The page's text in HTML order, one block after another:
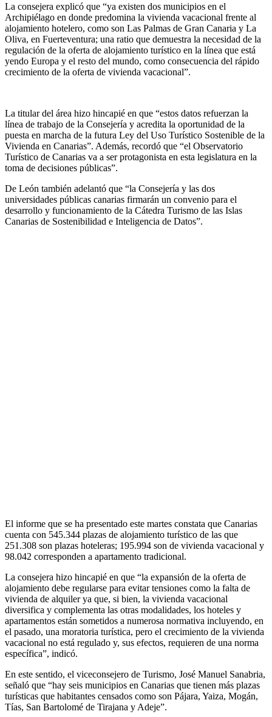
La consejera explicó que “ya existen dos municipios en el
Archipiélago en donde predomina la vivienda vacacional frente al
alojamiento hotelero, como son Las Palmas de Gran Canaria y La
Oliva, en Fuerteventura; una ratio que demuestra la necesidad de la
regulación de la oferta de alojamiento turístico en la línea que está
yendo Europa y el resto del mundo, como consecuencia del rápido
crecimiento de la oferta de vivienda vacacional”.
La titular del área hizo hincapié en que “estos datos refuerzan la
línea de trabajo de la Consejería y acredita la oportunidad de la
puesta en marcha de la futura Ley del Uso Turístico Sostenible de la
Vivienda en Canarias”. Además, recordó que “el Observatorio
Turístico de Canarias va a ser protagonista en esta legislatura en la
toma de decisiones públicas”.
De León también adelantó que “la Consejería y las dos
universidades públicas canarias firmarán un convenio para el
desarrollo y funcionamiento de la Cátedra Turismo de las Islas
Canarias de Sostenibilidad e Inteligencia de Datos”.
El informe que se ha presentado este martes constata que Canarias
cuenta con 545.344 plazas de alojamiento turístico de las que
251.308 son plazas hoteleras; 195.994 son de vivienda vacacional y
98.042 corresponden a apartamento tradicional.
La consejera hizo hincapié en que “la expansión de la oferta de
alojamiento debe regularse para evitar tensiones como la falta de
vivienda de alquiler ya que, si bien, la vivienda vacacional
diversifica y complementa las otras modalidades, los hoteles y
apartamentos están sometidos a numerosa normativa incluyendo, en
el pasado, una moratoria turística, pero el crecimiento de la vivienda
vacacional no está regulado y, sus efectos, requieren de una norma
específica”, indicó.
En este sentido, el viceconsejero de Turismo, José Manuel Sanabria,
señaló que “hay seis municipios en Canarias que tienen más plazas
turísticas que habitantes censados como son Pájara, Yaiza, Mogán,
Tías, San Bartolomé de Tirajana y Adeje”.